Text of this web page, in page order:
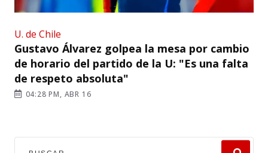
U. de Chile
Gustavo Álvarez golpea la mesa por cambio
de horario del partido de la U: "Es una falta
de respeto absoluta"
04:28 PM, ABR 16